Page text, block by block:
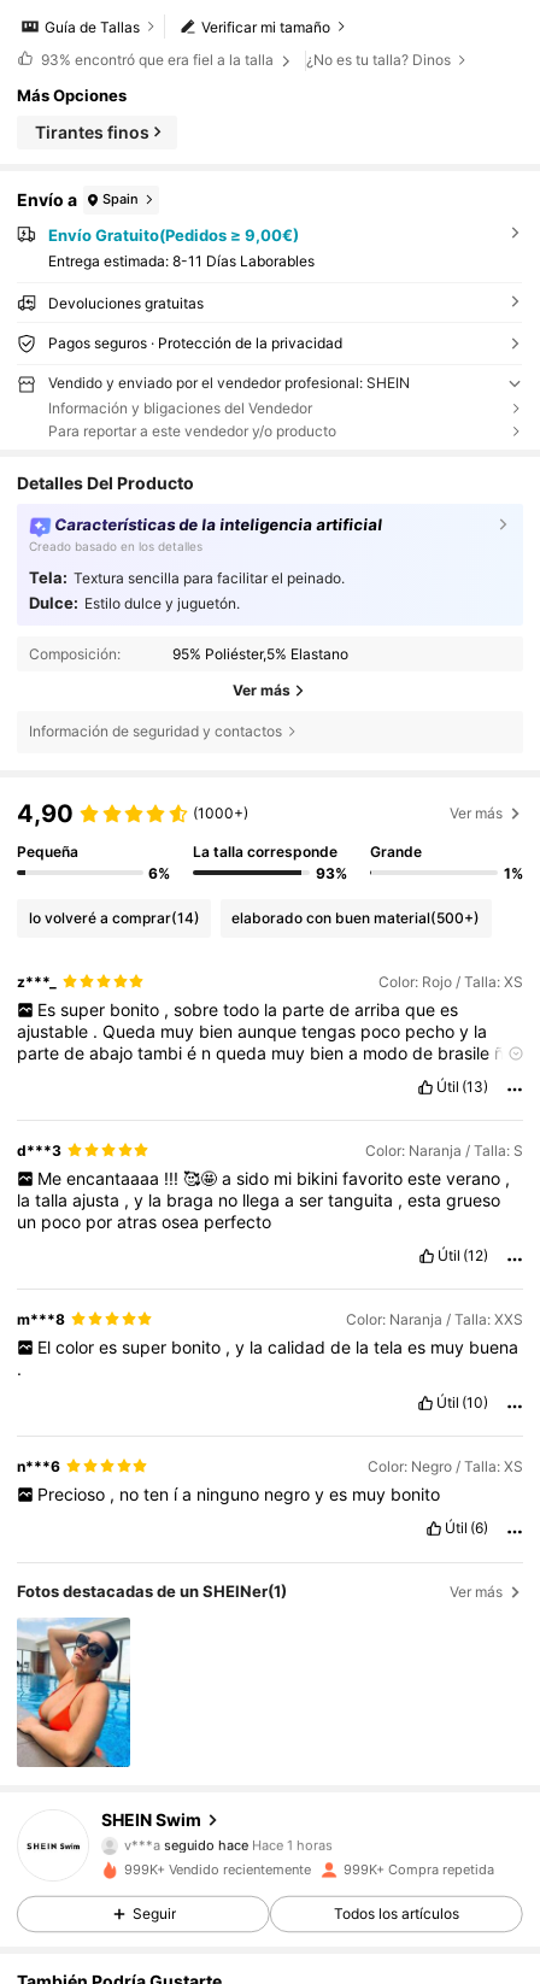
Verificar mi tamaño
Guía de Tallas
93% encontró que era fiel a la talla ¿No es tu talla? Dinos
Más Opciones
Tirantes finos
Envío a Spain
Envío Gratuito(Pedidos ≥ 9,00€)
Entrega estimada: 8-11 Días Laborables
Devoluciones gratuitas
Pagos seguros · Protección de la privacidad
Vendido y enviado por el vendedor profesional: SHEIN
Información y bligaciones del Vendedor
Para reportar a este vendedor y/o producto
Detalles Del Producto
Características de la inteligencia artificial
Creado basado en los detalles
Tela: Textura sencilla para facilitar el peinado.
Dulce: Estilo dulce y juguetón.
Composición: 95% Poliéster,5% Elastano
Ver más
Información de seguridad y contactos
4,90 (1000+) Ver más
Pequeña
6%
La talla corresponde
93%
Grande
1%
lo volveré a comprar(14) elaborado con buen material(500+)
z***_ Color: Rojo / Talla: XS
Es super bonito , sobre todo la parte de arriba que es
ajustable .Queda muy bienaunquetengas poco pechoy la
partedeabajotambié nqueda muy biena modode brasile ña
Útil (13)
d***3 Color: Naranja / Talla: S
Me encantaaaa !!! 🥰🤩 a sido mi bikini favorito este verano ,
latallaajusta ,y la braga no llegaasertanguita ,estagrueso
un poco poratrasosea perfecto
Útil (12)
m***8 Color: Naranja / Talla: XXS
El color es super bonito , y la calidad de la tela es muy buena
.
Útil (10)
n***6 Color: Negro / Talla: XS
Precioso , no ten ía ninguno negro y es muy bonito
Útil (6)
Fotos destacadas de un SHEINer(1) Ver más
SHEIN Swim
b***4 está navegando
4,88
414K Seguidores
999K+ Vendido recientemente 999K+ Compra repetida
Seguir Todos los artículos